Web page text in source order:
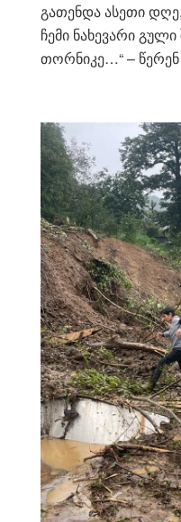
გათენდა ასეთი
ჩემი ნახევარი
თორნიკე…“ –